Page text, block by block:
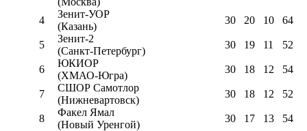
4
Зенит-УОР
(Казань)
30 20 10 64
5
Зенит-2
(Санкт-Петербург)
30 19 11 52
6
ЮКИОР
(ХМАО-Югра)
30 18 12 54
7
СШОР Самотлор
(Нижневартовск)
30 18 12 52
8
Факел Ямал
(Новый Уренгой)
30 17 13 54